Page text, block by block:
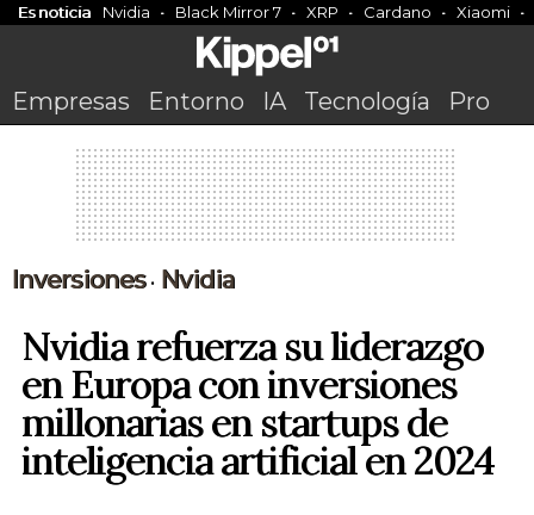
Es noticia Nvidia Black Mirror 7 XRP Cardano Xiaomi
Empresas Entorno IA Tecnología Pro
Inversiones• Nvidia
Nvidia refuerza su liderazgo
en Europa con inversiones
millonarias en startups de
inteligencia artificial en 2024